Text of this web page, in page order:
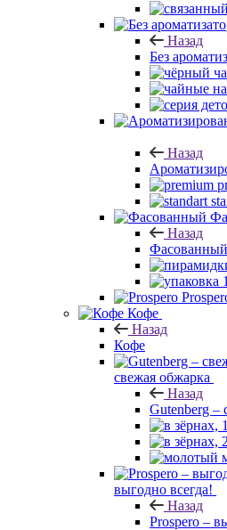
Назад
Без
Назад
Назад
Фасованный
Кофе
Назад
Кофе
свежая обжарка
Назад
Gutenberg –
выгодно всегда!
Назад
Prospero –